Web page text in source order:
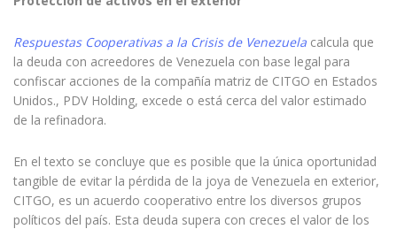
Respuestas Cooperativas a la Crisis de Venezuela calcula que
la deuda con acreedores de Venezuela con base legal para
confiscar acciones de la compañía matriz de CITGO en Estados
Unidos., PDV Holding, excede o está cerca del valor estimado
de la refinadora.
En el texto se concluye que es posible que la única oportunidad
tangible de evitar la pérdida de la joya de Venezuela en exterior,
CITGO, es un acuerdo cooperativo entre los diversos grupos
políticos del país. Esta deuda supera con creces el valor de los